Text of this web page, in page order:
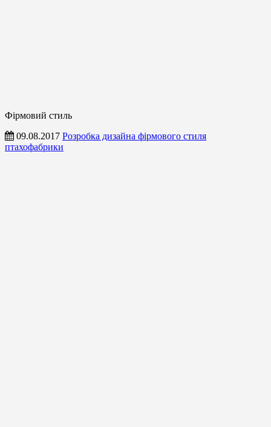
Фірмовий стиль
09.08.2017 Розробка дизайна фірмового стиля
птахофабрики